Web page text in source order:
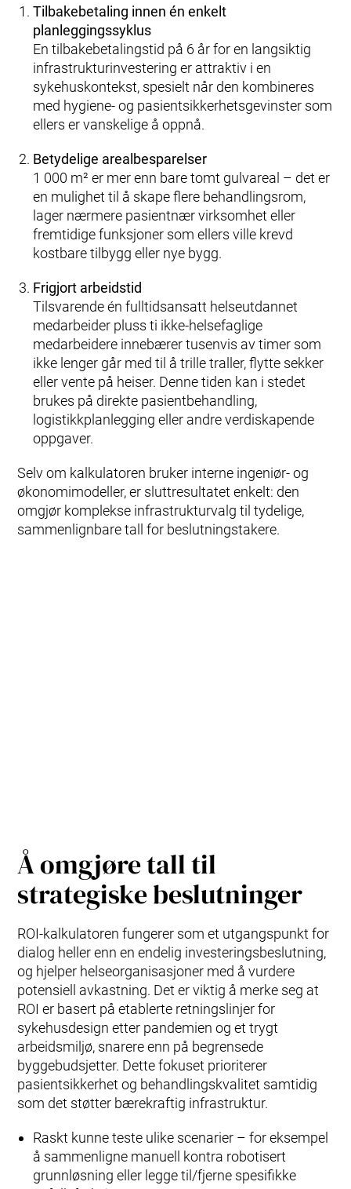
Tilbakebetaling innen én enkelt
planleggingssyklus
En tilbakebetalingstid på 6 år for en langsiktig
infrastrukturinvestering er attraktiv i en
sykehuskontekst, spesielt når den kombineres
med hygiene- og pasientsikkerhetsgevinster som
ellers er vanskelige å oppnå.
Betydelige arealbesparelser
1 000 m² er mer enn bare tomt gulvareal – det er
en mulighet til å skape flere behandlingsrom,
lager nærmere pasientnær virksomhet eller
fremtidige funksjoner som ellers ville krevd
kostbare tilbygg eller nye bygg.
Frigjort arbeidstid
Tilsvarende én fulltidsansatt helseutdannet
medarbeider pluss ti ikke‑helsefaglige
medarbeidere innebærer tusenvis av timer som
ikke lenger går med til å trille traller, flytte sekker
eller vente på heiser. Denne tiden kan i stedet
brukes på direkte pasientbehandling,
logistikkplanlegging eller andre verdiskapende
oppgaver.
Selv om kalkulatoren bruker interne ingeniør- og
økonomimodeller, er sluttresultatet enkelt: den
omgjør komplekse infrastrukturvalg til tydelige,
sammenlignbare tall for beslutningstakere.
Å omgjøre tall til
strategiske beslutninger
ROI‑kalkulatoren fungerer som et utgangspunkt for
dialog heller enn en endelig investeringsbeslutning,
og hjelper helseorganisasjoner med å vurdere
potensiell avkastning. Det er viktig å merke seg at
ROI er basert på etablerte retningslinjer for
sykehusdesign etter pandemien og et trygt
arbeidsmiljø, snarere enn på begrensede
byggebudsjetter. Dette fokuset prioriterer
pasientsikkerhet og behandlingskvalitet samtidig
som det støtter bærekraftig infrastruktur.
Raskt kunne teste ulike scenarier – for eksempel
å sammenligne manuell kontra robotisert
grunnløsning eller legge til/fjerne spesifikke